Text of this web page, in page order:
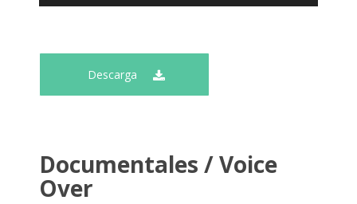
Descarga
Documentales / Voice
Over